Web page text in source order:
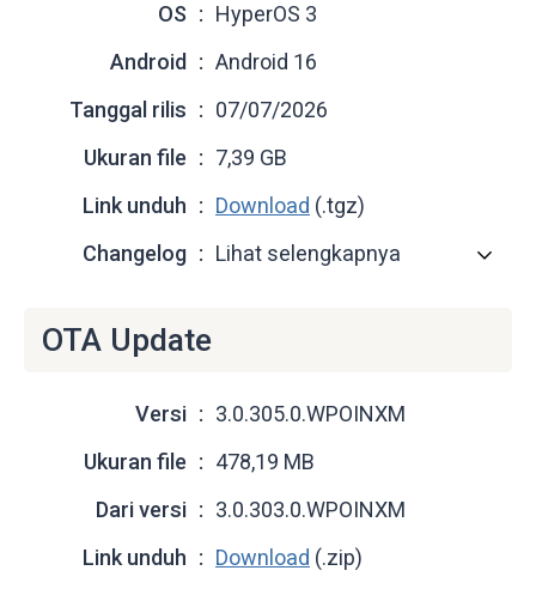
OS
HyperOS 3
Android
Android 16
Tanggal rilis
07/07/2026
Ukuran file
7,39 GB
Link unduh
Download (.tgz)
Changelog
Lihat selengkapnya
OTA Update
Versi
3.0.305.0.WPOINXM
Ukuran file
478,19 MB
Dari versi
3.0.303.0.WPOINXM
Link unduh
Download (.zip)